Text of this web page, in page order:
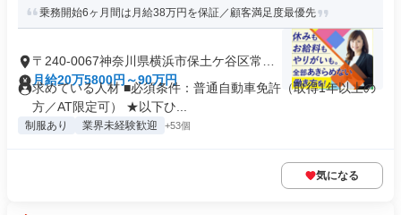
乗務開始6ヶ月間は月給38万円を保証／顧客満足度最優先
〒240-0067神奈川県横浜市保土ケ谷区常盤
台
月給20万5800円～90万円
求めている人材 ■必須条件：普通自動車免許（取得1年以上の
方／AT限定可） ★以下ひ...
制服あり 業界未経験歓迎 +53個
気になる